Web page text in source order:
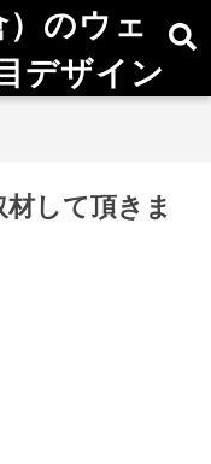
のウェ
デザイン
して頂きま